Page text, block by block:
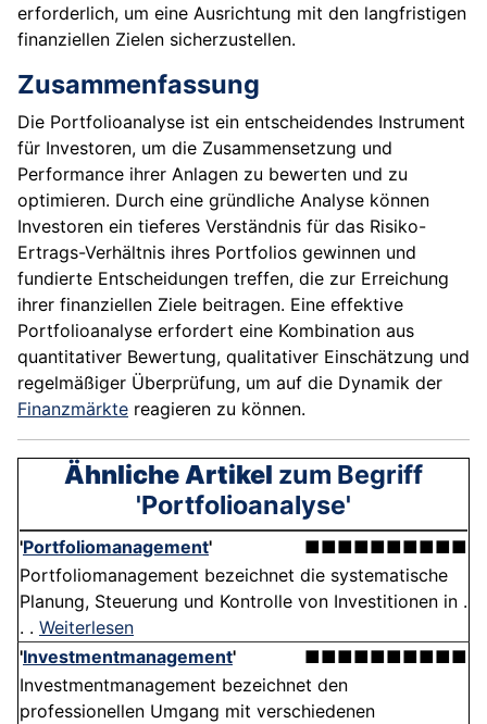
erforderlich, um eine Ausrichtung mit den langfristigen
finanziellen Zielen sicherzustellen.
Zusammenfassung
Die Portfolioanalyse ist ein entscheidendes Instrument
für Investoren, um die Zusammensetzung und
Performance ihrer Anlagen zu bewerten und zu
optimieren. Durch eine gründliche Analyse können
Investoren ein tieferes Verständnis für das Risiko-
Ertrags-Verhältnis ihres Portfolios gewinnen und
fundierte Entscheidungen treffen, die zur Erreichung
ihrer finanziellen Ziele beitragen. Eine effektive
Portfolioanalyse erfordert eine Kombination aus
quantitativer Bewertung, qualitativer Einschätzung und
regelmäßiger Überprüfung, um auf die Dynamik der
Finanzmärkte reagieren zu können.
Ähnliche Artikel zum Begriff
'Portfolioanalyse'
'Portfoliomanagement'
■■■■■■■■■■
Portfoliomanagement bezeichnet die systematische
Planung, Steuerung und Kontrolle von Investitionen in .
. . Weiterlesen
'Investmentmanagement'
■■■■■■■■■■
Investmentmanagement bezeichnet den
professionellen Umgang mit verschiedenen